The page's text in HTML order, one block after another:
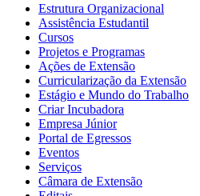
Estrutura Organizacional
Assistência Estudantil
Cursos
Projetos e Programas
Ações de Extensão
Curricularização da Extensão
Estágio e Mundo do Trabalho
Criar Incubadora
Empresa Júnior
Portal de Egressos
Eventos
Serviços
Câmara de Extensão